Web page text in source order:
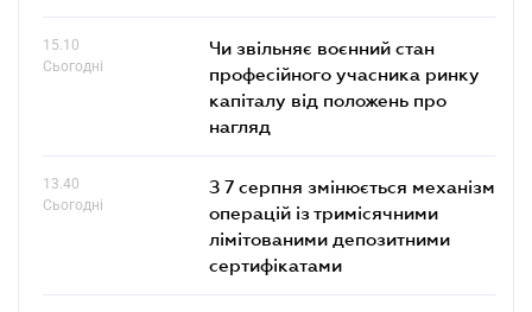
15.10
Сьогодні
Чи звільняє воєнний стан
професійного учасника ринку
капіталу від положень про
нагляд
13.40
Сьогодні
З 7 серпня змінюється механізм
операцій із тримісячними
лімітованими депозитними
сертифікатами